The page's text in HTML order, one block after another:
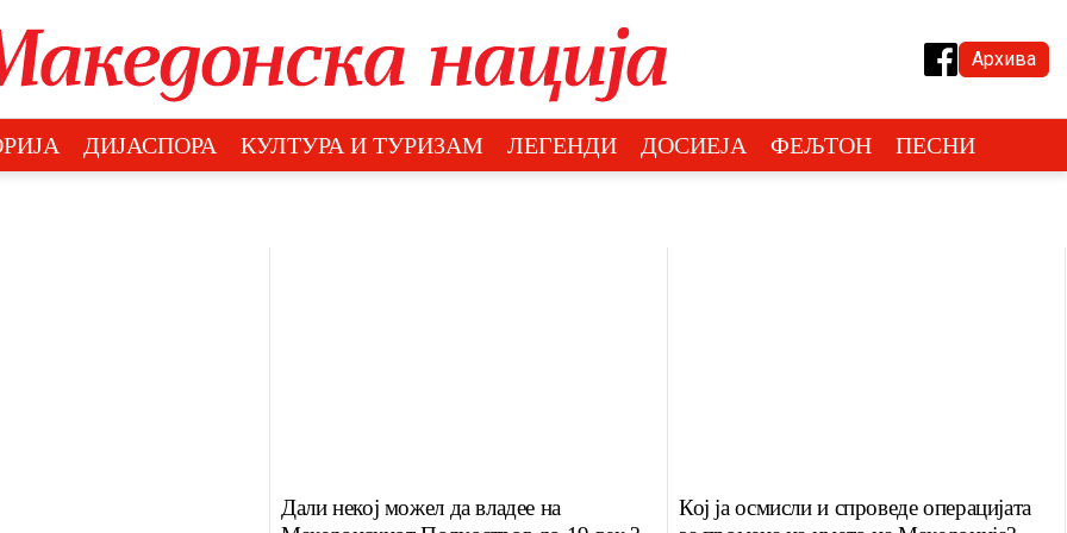
Архива
ДИЈАСПОРА КУЛТУРА И ТУРИЗАМ ЛЕГЕНДИ ДОСИЕЈА ФЕЉТОН ПЕСНИ
Дали некој можел да владее на
Кој ја осмисли и спроведе операцијата